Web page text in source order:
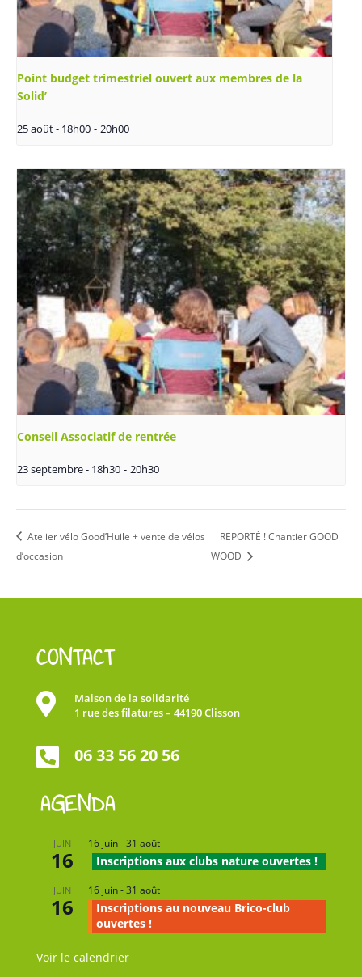
Point budget trimestriel ouvert aux membres de la
Solid’
25 août - 18h00 - 20h00
Conseil Associatif de rentrée
23 septembre - 18h30 - 20h30
Atelier vélo Good’Huile + vente de vélos
d’occasion
REPORTÉ ! Chantier GOOD
WOOD
CONTACT

Maison de la solidarité
1 rue des filatures – 44190 Clisson
 06 33 56 20 56
AGENDA
JUIN
16
16 juin-31 août
Inscriptions aux clubs nature ouvertes !
JUIN
16
16 juin-31 août
Inscriptions au nouveau Brico-club
ouvertes !
Voir le calendrier